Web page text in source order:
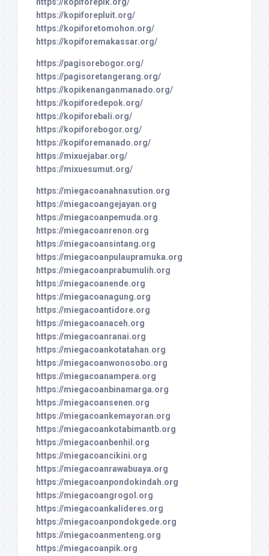
https://kopiforepluit.org/
https://kopiforetomohon.org/
https://kopiforemakassar.org/
https://pagisorebogor.org/
https://pagisoretangerang.org/
https://kopikenanganmanado.org/
https://kopiforedepok.org/
https://kopiforebali.org/
https://kopiforebogor.org/
https://kopiforemanado.org/
https://mixuejabar.org/
https://mixuesumut.org/
https://miegacoanahnasution.org
https://miegacoangejayan.org
https://miegacoanpemuda.org
https://miegacoanrenon.org
https://miegacoansintang.org
https://miegacoanpulaupramuka.org
https://miegacoanprabumulih.org
https://miegacoanende.org
https://miegacoanagung.org
https://miegacoantidore.org
https://miegacoanaceh.org
https://miegacoanranai.org
https://miegacoankotatahan.org
https://miegacoanwonosobo.org
https://miegacoanampera.org
https://miegacoanbinamarga.org
https://miegacoansenen.org
https://miegacoankemayoran.org
https://miegacoankotabimantb.org
https://miegacoanbenhil.org
https://miegacoancikini.org
https://miegacoanrawabuaya.org
https://miegacoanpondokindah.org
https://miegacoangrogol.org
https://miegacoankalideres.org
https://miegacoanpondokgede.org
https://miegacoanmenteng.org
https://miegacoanpik.org